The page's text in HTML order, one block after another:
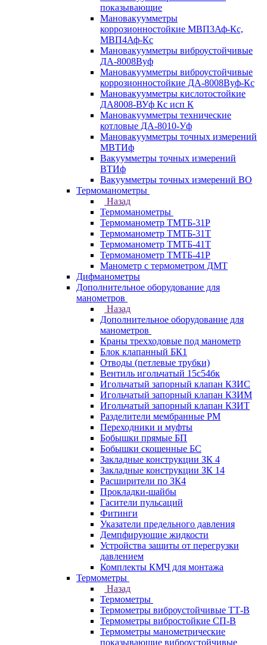
показывающие
Мановакуумметры
коррозионностойкие МВП3Аф-Кс,
МВП4Аф-Кс
Мановакуумметры виброустойчивые
ДА-8008Вуф
Мановакуумметры виброустойчивые
коррозионностойкие ДА-8008Вуф-Кс
Мановакуумметры кислотостойкие
ДА8008-ВУф Кс исп К
Мановакуумметры технические
котловые ДА-8010-Уф
Мановакуумметры точных измерений
МВТИф
Вакуумметры точных измерений
ВТИф
Вакуумметры точных измерений ВО
Термоманометры
Назад
Термоманометры
Термоманометр ТМТБ-31Р
Термоманометр ТМТБ-31Т
Термоманометр ТМТБ-41Т
Термоманометр ТМТБ-41Р
Манометр с термометром ДМТ
Дифманометры
Дополнительное оборудование для
манометров
Назад
Дополнительное оборудование для
манометров
Краны трехходовые под манометр
Блок клапанный БК1
Отводы (петлевые трубки)
Вентиль игольчатый 15с54бк
Игольчатый запорный клапан КЗИС
Игольчатый запорный клапан КЗИМ
Игольчатый запорный клапан КЗИТ
Разделители мембранные РМ
Переходники и муфты
Бобышки прямые БП
Бобышки скошенные БС
Закладные конструкции ЗК 4
Закладные конструкции ЗК 14
Расширители по ЗК4
Прокладки-шайбы
Гасители пульсаций
Фитинги
Указатели предельного давления
Демпфирующие жидкости
Устройства защиты от перегрузки
давлением
Комплекты КМЧ для монтажа
Термометры
Назад
Термометры
Термометры виброустойчивые ТТ-В
Термометры вибростойкие СП-В
Термометры манометрические
показывающие виброустойчивые